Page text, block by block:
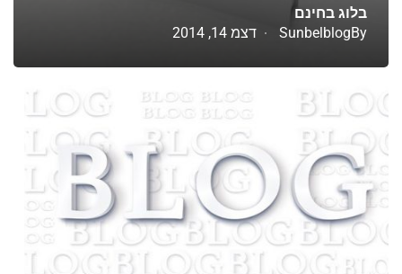
בלוג בחינם
By
Sunbelblog דצמ 14, 2014